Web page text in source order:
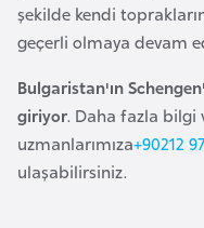
şekilde kendi
geçerli olmaya devam
Bulgaristan'ın
giriyor. Daha fazla bilgi
uzmanlarımıza+90212
ulaşabilirsiniz.
B
e
n
i
n